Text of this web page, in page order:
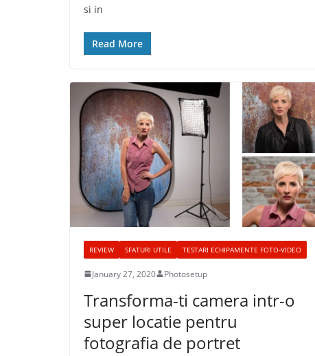
si in
Read More
REVIEW SFATURI UTILE TESTARI ECHIPAMENTE FOTO-VIDEO
January 27, 2020 Photosetup
Transforma-ti camera intr-o
super locatie pentru
fotografia de portret